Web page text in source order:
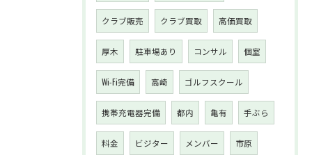
クラブ販売 クラブ買取 高価買取
厚木 駐車場あり コンサル 個室
Wi-Fi完備 高崎 ゴルフスクール
携帯充電器完備 都内 亀有 手ぶら
料金 ビジター メンバー 市原